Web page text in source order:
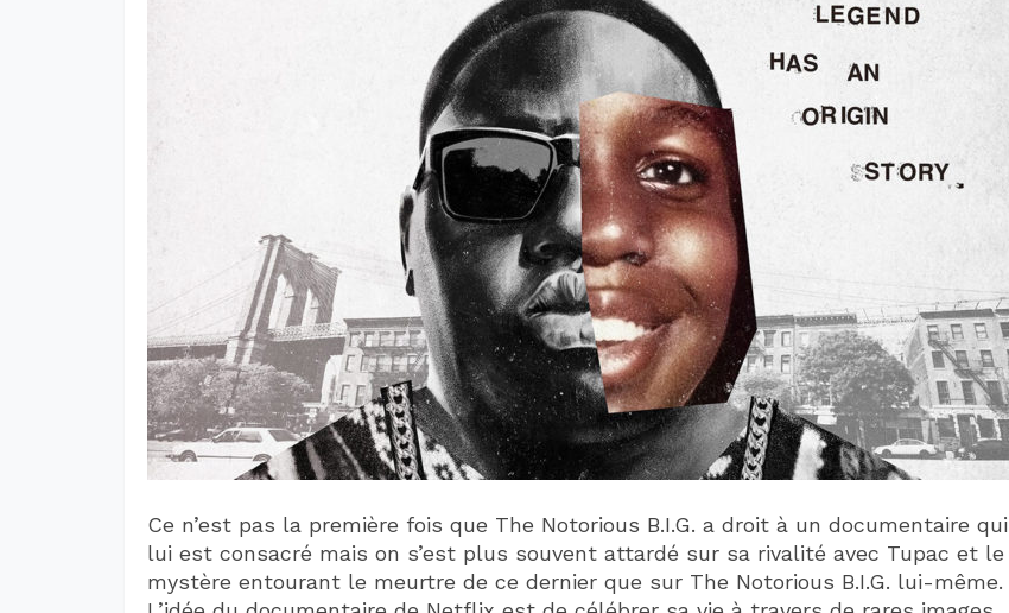
Ce n’est pas la première fois que The Notorious B.I.G. a droit à un documentaire qui
lui est consacré mais on s’est plus souvent attardé sur sa rivalité avec Tupac et le
mystère entourant le meurtre de ce dernier que sur The Notorious B.I.G. lui-même.